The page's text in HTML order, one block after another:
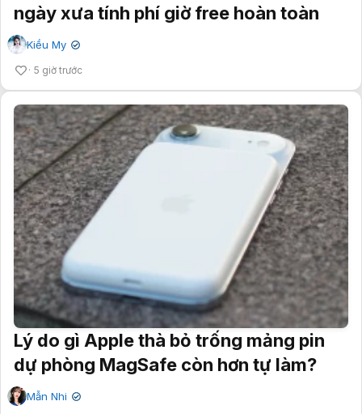
ngày xưa tính phí giờ free hoàn toàn
Kiều My ✔
5 giờ trước
Lý do gì Apple thà bỏ trống mảng pin
dự phòng MagSafe còn hơn tự làm?
Mẫn Nhi ✔